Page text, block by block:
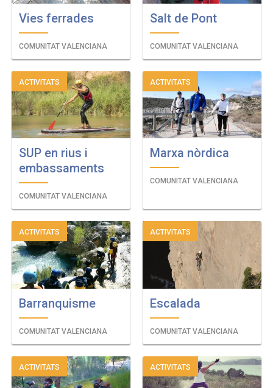
Vies ferrades
COMUNITAT VALENCIANA
Salt de Pont
COMUNITAT VALENCIANA
ACTIVITATS
SUP en rius i
embassaments
COMUNITAT VALENCIANA
ACTIVITATS
Marxa nòrdica
COMUNITAT VALENCIANA
ACTIVITATS
Barranquisme
COMUNITAT VALENCIANA
ACTIVITATS
Escalada
COMUNITAT VALENCIANA
ACTIVITATS ACTIVITATS